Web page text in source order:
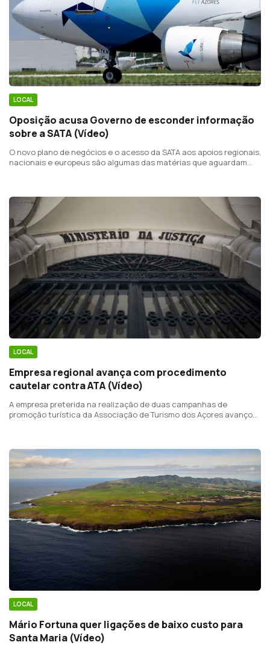
LOCAL
Oposição acusa Governo de esconder informação
sobre a SATA (Vídeo)
O novo plano de negócios e o acesso da SATA aos apoios regionais,
nacionais e europeus são algumas das matérias que aguardam
LOCAL
Empresa regional avança com procedimento
cautelar contra ATA (Vídeo)
A empresa preterida na realização de duas campanhas de
promoção turística da Associação de Turismo dos Açores avançou
LOCAL
Mário Fortuna quer ligações de baixo custo para
Santa Maria (Vídeo)